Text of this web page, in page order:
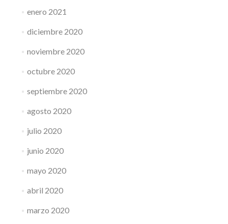
enero 2021
diciembre 2020
noviembre 2020
octubre 2020
septiembre 2020
agosto 2020
julio 2020
junio 2020
mayo 2020
abril 2020
marzo 2020